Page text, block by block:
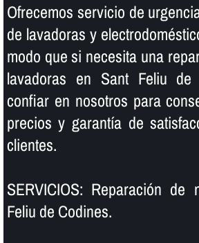
Ofrecemos servicio de
de lavadoras y
modo que si necesita una
lavadoras en Sant Feliu de
confiar en nosotros para
precios y garantí­a de
clientes.
SERVICIOS: Reparación de
Feliu de Codines.